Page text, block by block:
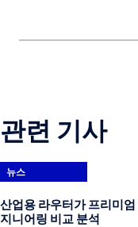
관련 기사
뉴스
산업용 라우터가 프리미
지니어링 비교 분석